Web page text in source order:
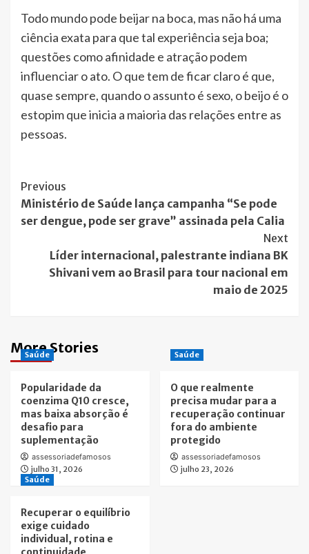
Todo mundo pode beijar na boca, mas não há uma
ciência exata para que tal experiência seja boa;
questões como afinidade e atração podem
influenciar o ato. O que tem de ficar claro é que,
quase sempre, quando o assunto é sexo, o beijo é o
estopim que inicia a maioria das relações entre as
pessoas.
Post
Navigation
Previous
Ministério de Saúde lança campanha “Se pode
ser dengue, pode ser grave” assinada pela Calia
Next
Líder internacional, palestrante indiana BK
Shivani vem ao Brasil para tour nacional em
maio de 2025
More Stories
Saúde
Popularidade da
coenzima Q10 cresce,
mas baixa absorção é
desafio para
suplementação
assessoriadefamosos
julho 31, 2026
Saúde
O que realmente
precisa mudar para a
recuperação continuar
fora do ambiente
protegido
assessoriadefamosos
julho 23, 2026
Saúde
Recuperar o equilíbrio
exige cuidado
individual, rotina e